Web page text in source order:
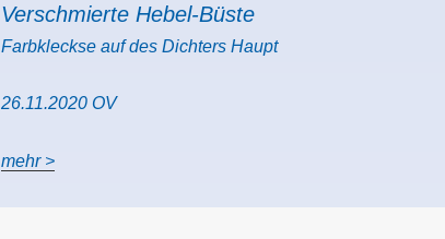
Verschmierte Hebel-Büste
Farbkleckse auf des Dichters Haupt
26.11.2020 OV
mehr >